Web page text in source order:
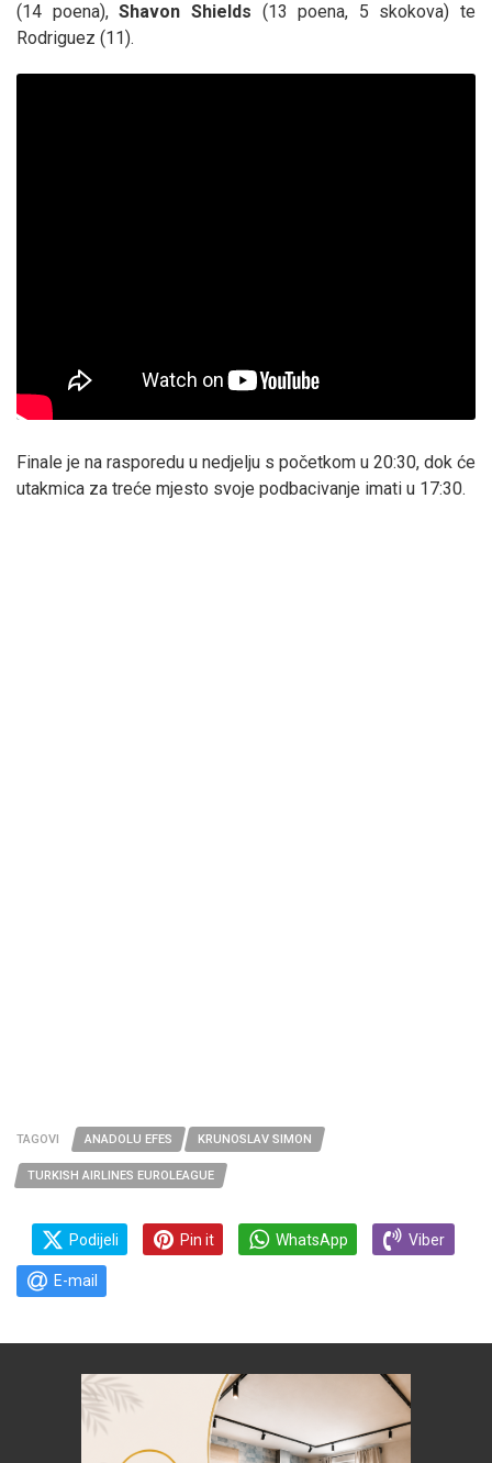
(14 poena),Shavon Shields (13 poena, 5 skokova) te
Rodriguez (11).
Finale je na rasporedu u nedjelju s početkom u 20:30, dok će
utakmica za treće mjesto svoje podbacivanje imati u 17:30.
TAGOVI ANADOLU EFES KRUNOSLAV SIMON
TURKISH AIRLINES EUROLEAGUE
Podijeli Pin it WhatsApp Viber
E-mail